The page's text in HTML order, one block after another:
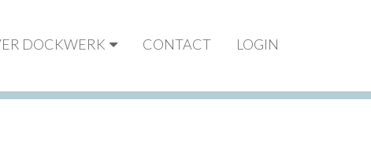
DOCKWERK CONTACT LOGIN